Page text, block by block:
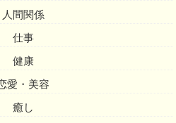
人間関係
仕事
健康
愛・美容
癒し